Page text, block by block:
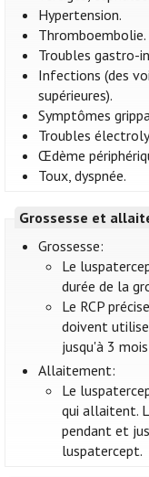
Hypertension.
Thromboembolie.
Troubles gastro-
Infections (des
supérieures).
Symptômes
Troubles
Œdème
Toux, dyspnée.
Grossesse et
Grossesse:
Le
durée de la
Le RCP
doivent
jusqu'à 3
Allaitement:
Le
qui allaitent.
pendant et
luspatercept.